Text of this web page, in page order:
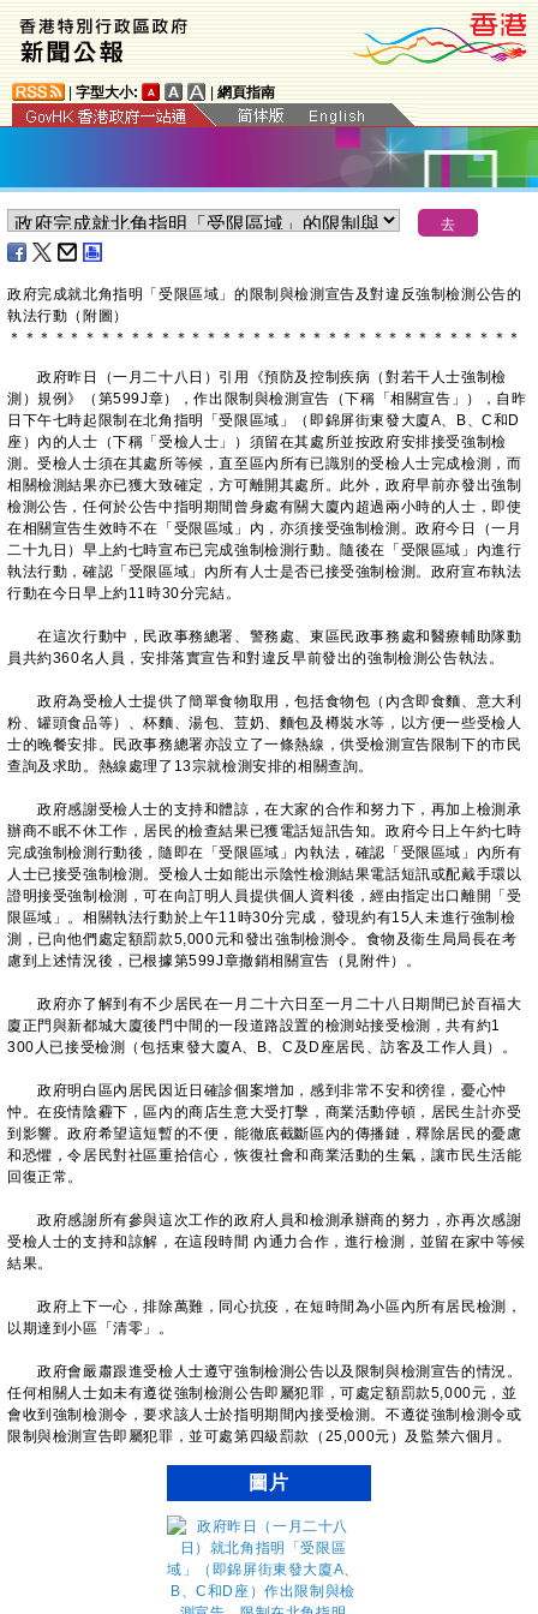
字型大小: 網頁指南
政府完成就北角指明「受限區域」的限制與檢測宣告及對違反強制檢測公告的
執法行動（附圖）
＊ ＊ ＊ ＊ ＊ ＊ ＊ ＊ ＊ ＊ ＊ ＊ ＊ ＊ ＊ ＊ ＊ ＊ ＊ ＊ ＊ ＊ ＊ ＊ ＊ ＊ ＊ ＊ ＊ ＊ ＊ ＊ ＊ ＊
政府昨日（一月二十八日）引用《預防及控制疾病（對若干人士強制檢
測）規例》（第599J章），作出限制與檢測宣告（下稱「相關宣告」），自昨
日下午七時起限制在北角指明「受限區域」（即錦屏街東發大廈A、B、C和D
座）內的人士（下稱「受檢人士」）須留在其處所並按政府安排接受強制檢
測。受檢人士須在其處所等候，直至區內所有已識別的受檢人士完成檢測，而
相關檢測結果亦已獲大致確定，方可離開其處所。此外，政府早前亦發出強制
檢測公告，任何於公告中指明期間曾身處有關大廈內超過兩小時的人士，即使
在相關宣告生效時不在「受限區域」內，亦須接受強制檢測。政府今日（一月
二十九日）早上約七時宣布已完成強制檢測行動。隨後在「受限區域」內進行
執法行動，確認「受限區域」內所有人士是否已接受強制檢測。政府宣布執法
行動在今日早上約11時30分完結。
在這次行動中，民政事務總署、警務處、東區民政事務處和醫療輔助隊動
員共約360名人員，安排落實宣告和對違反早前發出的強制檢測公告執法。
政府為受檢人士提供了簡單食物取用，包括食物包（內含即食麵、意大利
粉、罐頭食品等）、杯麵、湯包、荳奶、麵包及樽裝水等，以方便一些受檢人
士的晚餐安排。民政事務總署亦設立了一條熱線，供受檢測宣告限制下的市民
查詢及求助。熱線處理了13宗就檢測安排的相關查詢。
政府感謝受檢人士的支持和體諒，在大家的合作和努力下，再加上檢測承
辦商不眠不休工作，居民的檢查結果已獲電話短訊告知。政府今日上午約七時
完成強制檢測行動後，隨即在「受限區域」內執法，確認「受限區域」內所有
人士已接受強制檢測。受檢人士如能出示陰性檢測結果電話短訊或配戴手環以
證明接受強制檢測，可在向訂明人員提供個人資料後，經由指定出口離開「受
限區域」。相關執法行動於上午11時30分完成，發現約有15人未進行強制檢
測，已向他們處定額罰款5,000元和發出強制檢測令。食物及衞生局局長在考
慮到上述情況後，已根據第599J章撤銷相關宣告（見附件）。
政府亦了解到有不少居民在一月二十六日至一月二十八日期間已於百福大
廈正門與新都城大廈後門中間的一段道路設置的檢測站接受檢測，共有約1
300人已接受檢測（包括東發大廈A、B、C及D座居民、訪客及工作人員）。
政府明白區內居民因近日確診個案增加，感到非常不安和徬徨，憂心忡
忡。在疫情陰霾下，區內的商店生意大受打擊，商業活動停頓，居民生計亦受
到影響。政府希望這短暫的不便，能徹底截斷區內的傳播鏈，釋除居民的憂慮
和恐懼，令居民對社區重拾信心，恢復社會和商業活動的生氣，讓市民生活能
回復正常。
政府感謝所有參與這次工作的政府人員和檢測承辦商的努力，亦再次感謝
受檢人士的支持和諒解，在這段時間 內通力合作，進行檢測，並留在家中等候
結果。
政府上下一心，排除萬難，同心抗疫，在短時間為小區內所有居民檢測，
以期達到小區「清零」。
政府會嚴肅跟進受檢人士遵守強制檢測公告以及限制與檢測宣告的情況。
任何相關人士如未有遵從強制檢測公告即屬犯罪，可處定額罰款5,000元，並
會收到強制檢測令，要求該人士於指明期間內接受檢測。不遵從強制檢測令或
限制與檢測宣告即屬犯罪，並可處第四級罰款（25,000元）及監禁六個月。
圖片